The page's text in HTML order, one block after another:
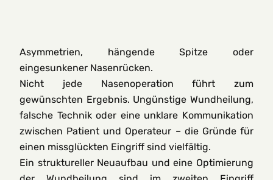
Asymmetrien, hängende Spitze oder
eingesunkener Nasenrücken.
Nicht jede Nasenoperation führt zum
gewünschten Ergebnis. Ungünstige Wundheilung,
falsche Technik oder eine unklare Kommunikation
zwischen Patient und Operateur – die Gründe für
einen missglückten Eingriff sind vielfältig.
Ein struktureller Neuaufbau und eine Optimierung